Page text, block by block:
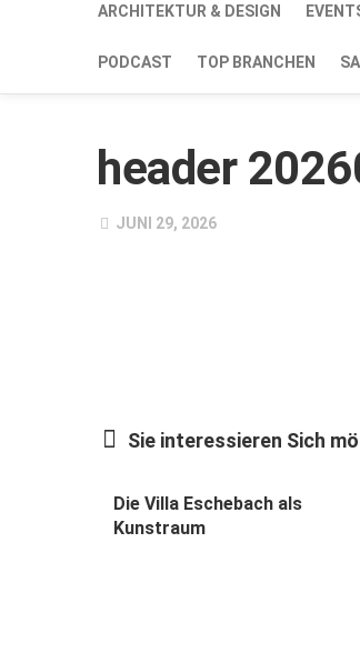
ARCHITEKTUR & DESIGN
PODCAST TOP BRANCHEN
header
JUNI 29, 2026
Sie interessieren Sich
Die Villa Eschebach als
Kunstraum